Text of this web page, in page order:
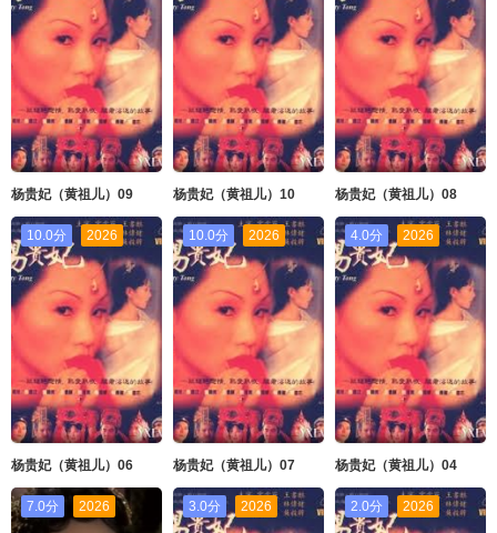
杨贵妃（黄祖儿）09 杨贵妃（黄祖儿）10 杨贵妃（黄祖儿）08
10.0分 2026
杨贵妃（黄祖儿）06
10.0分 2026
杨贵妃（黄祖儿）07
4.0分 2026
杨贵妃（黄祖儿）04
7.0分 2026 3.0分 2026 2.0分 2026